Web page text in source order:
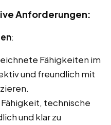
Anforderungen:
:
Fähigkeiten im
und freundlich mit
Fähigkeit, technische
und klar zu